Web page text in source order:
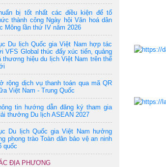
bị tốt nhất các điều kiện để tổ
thành công Ngày hội Văn hoá dân
Mông lần thứ IV năm 2026
Du lịch Quốc gia Việt Nam hợp tác
VFS Global thúc đẩy xúc tiến, quảng
thương hiệu du lịch Việt Nam trên thế
rộng dịch vụ thanh toán qua mã QR
Việt Nam - Trung Quốc
tin hướng dẫn đăng ký tham gia
thưởng Du lịch ASEAN 2027
Du lịch Quốc gia Việt Nam hưởng
phong trào Toàn dân bảo vệ an ninh
quốc
ĐỊA PHƯƠNG